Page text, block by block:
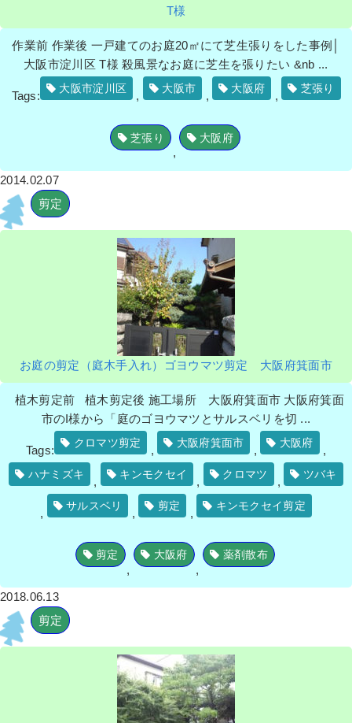
T様
作業前 作業後 一戸建てのお庭20㎡にて芝生張りをした事例│
大阪市淀川区 T様 殺風景なお庭に芝生を張りたい &nb ...
Tags:
大阪市淀川区
,
大阪市
,
大阪府
,
芝張り
芝張り
,
大阪府
2014.02.07
剪定
お庭の剪定（庭木手入れ）ゴヨウマツ剪定 大阪府箕面市
植木剪定前 植木剪定後 施工場所 大阪府箕面市 大阪府箕面
市のI様から「庭のゴヨウマツとサルスベリを切 ...
Tags:
クロマツ剪定
,
大阪府箕面市
,
大阪府
,
ハナミズキ
,
キンモクセイ
,
クロマツ
,
ツバキ
,
サルスベリ
,
剪定
,
キンモクセイ剪定
剪定
,
大阪府
,
薬剤散布
2018.06.13
剪定